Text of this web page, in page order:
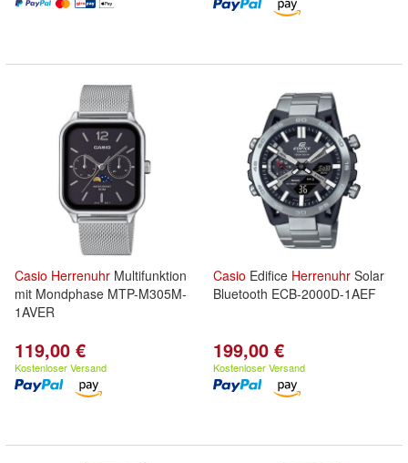
Casio Herrenuhr Multifunktion
mit Mondphase MTP-M305M-
1AVER
119,00 €
Kostenloser Versand
Casio Edifice Herrenuhr Solar
Bluetooth ECB-2000D-1AEF
199,00 €
Kostenloser Versand